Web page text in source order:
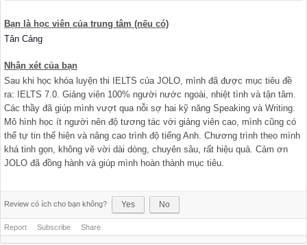
Bạn là học viên của trung tâm (nếu có)
Tân Cảng
Nhận xét của bạn
Sau khi học khóa luyện thi IELTS của JOLO, mình đã được mục tiêu đề
ra: IELTS 7.0. Giảng viên 100% người nước ngoài, nhiệt tình và tận tâm.
Các thầy đã giúp mình vượt qua nỗi sợ hai kỹ năng Speaking và Writing.
Mô hình học ít người nên độ tương tác với giảng viên cao, mình cũng có
thể tự tin thể hiện và nâng cao trình độ tiếng Anh. Chương trình theo mình
khá tinh gọn, không vẽ vời dài dòng, chuyên sâu, rất hiệu quả. Cảm ơn
JOLO đã đồng hành và giúp mình hoàn thành mục tiêu.
Review có ích cho bạn không? Yes No
Report Subscribe Share